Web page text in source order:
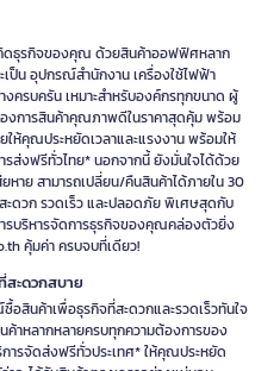
ดธุรกิจของคุณ ด้วยสินค้าออฟฟิศหลาก
ป็น อุปกรณ์สำนักงาน เครื่องใช้ไฟฟ้า
ครบครัน เหมาะสำหรับองค์กรทุกขนาด ผู้
งการสินค้าคุณภาพดีในราคาสุดคุ้ม พร้อม
ห้คุณประหยัดเวลาและแรงงาน พร้อมให้
ส่งฟรีทั่วไทย* นอกจากนี้ ยังมั่นใจได้ด้วย
หาย สามารถเปลี่ยน/คืนสินค้าได้ภายใน 30
ะดวก รวดเร็ว และปลอดภัย พิเศษสุดกับ
รบริหารจัดการธุรกิจของคุณคล่องตัวยิ่ง
คุ้มค่า ครบจบที่เดียว!
ะดวกสบาย
อสินค้าเพื่อธุรกิจที่สะดวกและรวดเร็วทันใจ
าหลากหลายครบทุกความต้องการของ
จัดส่งฟรีทั่วประเทศ* ให้คุณประหยัด